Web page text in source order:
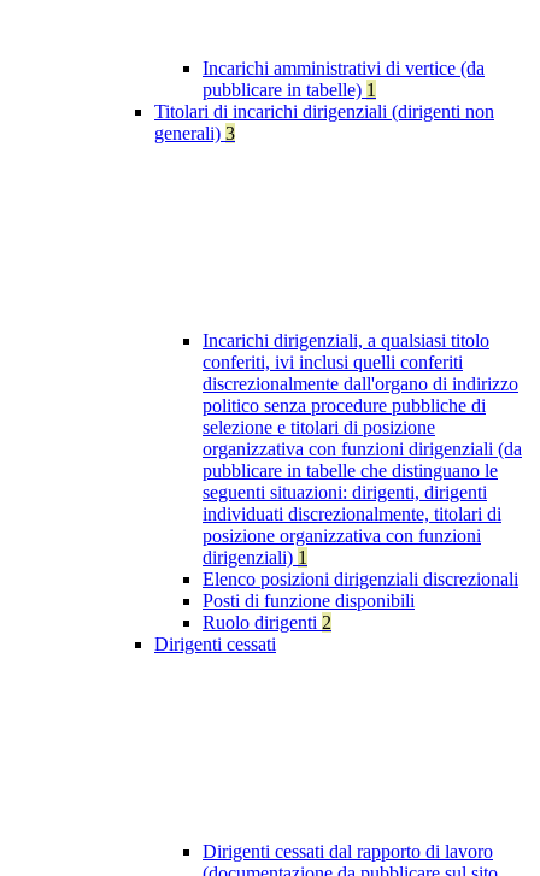
Incarichi amministrativi di vertice (da
pubblicare in tabelle) 1
Titolari di incarichi dirigenziali (dirigenti non
generali) 3
Incarichi dirigenziali, a qualsiasi titolo
conferiti, ivi inclusi quelli conferiti
discrezionalmente dall'organo di indirizzo
politico senza procedure pubbliche di
selezione e titolari di posizione
organizzativa con funzioni dirigenziali (da
pubblicare in tabelle che distinguano le
seguenti situazioni: dirigenti, dirigenti
individuati discrezionalmente, titolari di
posizione organizzativa con funzioni
dirigenziali) 1
Elenco posizioni dirigenziali discrezionali
Posti di funzione disponibili
Ruolo dirigenti 2
Dirigenti cessati
Dirigenti cessati dal rapporto di lavoro